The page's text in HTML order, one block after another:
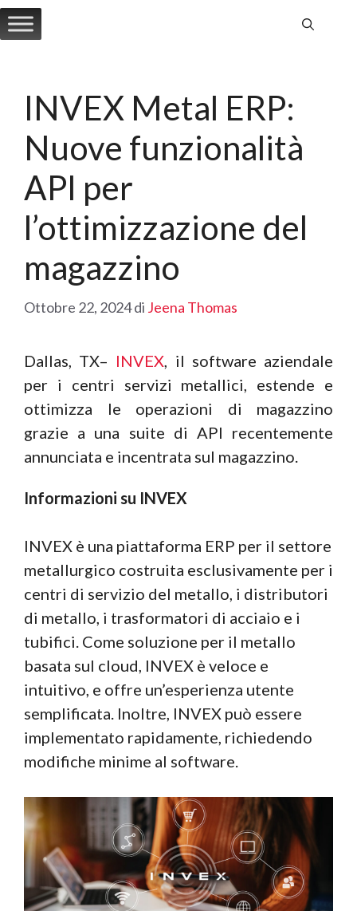
Vai
al
INVEX Metal ERP:
Nuove funzionalità
API per
l’ottimizzazione del
magazzino
Ottobre 22, 2024di Jeena Thomas
Dallas, TX– INVEX, il software aziendale
per i centri servizi metallici, estende e
ottimizza le operazioni di magazzino
grazie a una suite di API recentemente
annunciata e incentrata sul magazzino.
Informazioni su INVEX
INVEX è una piattaforma ERP per il settore
metallurgico costruita esclusivamente per i
centri di servizio del metallo, i distributori
di metallo, i trasformatori di acciaio e i
tubifici. Come soluzione per il metallo
basata sul cloud, INVEX è veloce e
intuitivo, e offre un’esperienza utente
semplificata. Inoltre, INVEX può essere
implementato rapidamente, richiedendo
modifiche minime al software.